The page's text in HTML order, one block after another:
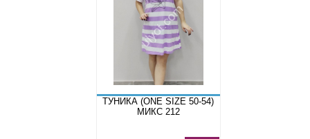
ТУНИКА (ONE SIZE 50-54)
МИКС 212